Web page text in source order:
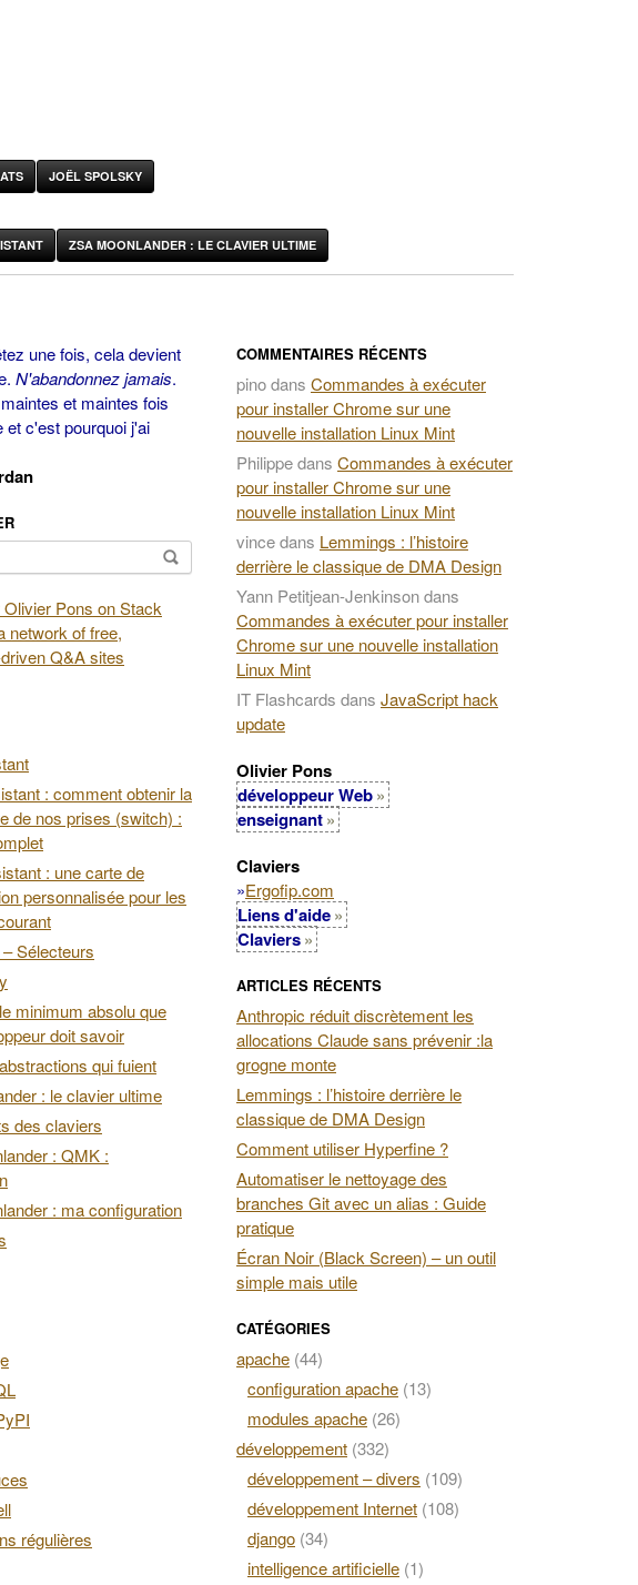
JOËL SPOLSKY
ZSA MOONLANDER : LE CLAVIER ULTIME
une fois, cela devient
N'abandonnez jamais.
et maintes fois
et c'est pourquoi j'ai
: comment obtenir la
de nos prises (switch) :
: une carte de
personnalisée pour les
Sélecteurs
minimum absolu que
doit savoir
qui fuient
: le clavier ultime
des claviers
: QMK :
: ma configuration
régulières
COMMENTAIRES RÉCENTS
pinodans Commandes à exécuter
pour installer Chrome sur une
nouvelle installation Linux Mint
Philippedans Commandes à exécuter
pour installer Chrome sur une
nouvelle installation Linux Mint
vincedans Lemmings : l’histoire
derrière le classique de DMA Design
Yann Petitjean-Jenkinsondans
Commandes à exécuter pour installer
Chrome sur une nouvelle installation
Linux Mint
IT Flashcards dans JavaScript hack
update
Olivier Pons
développeur Web
enseignant
Claviers
»Ergofip.com
Liens d'aide
Claviers
ARTICLES RÉCENTS
Anthropic réduit discrètement les
allocations Claude sans prévenir :la
grogne monte
Lemmings : l’histoire derrière le
classique de DMA Design
Comment utiliser Hyperfine ?
Automatiser le nettoyage des
branches Git avec un alias : Guide
pratique
Écran Noir (Black Screen) – un outil
simple mais utile
CATÉGORIES
apache (44)
configuration apache (13)
modules apache (26)
développement (332)
développement – divers (109)
développement Internet (108)
django (34)
intelligence artificielle (1)